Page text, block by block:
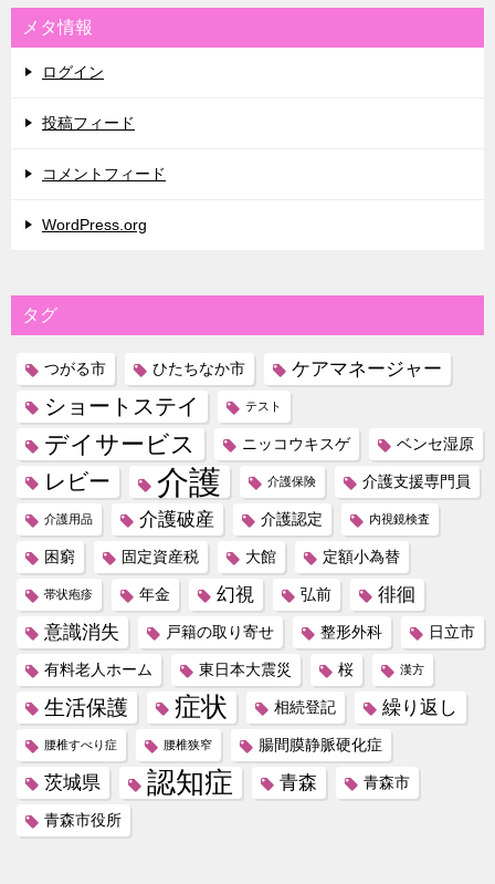
メタ情報
ログイン
投稿フィード
コメントフィード
WordPress.org
タグ
つがる市 ひたちなか市 ケアマネージャー
ショートステイ テスト
デイサービス ニッコウキスゲ ベンセ湿原
レビー 介護 介護保険 介護支援専門員
介護用品 介護破産 介護認定 内視鏡検査
困窮 固定資産税 大館 定額小為替
帯状疱疹 年金 幻視 弘前
徘徊
意識消失
戸籍の取り寄せ 整形外科 日立市
有料老人ホーム 東日本大震災 桜 漢方
生活保護 症状 相続登記 繰り返し
腰椎すべり症 腰椎狭窄 腸間膜静脈硬化症
茨城県 認知症 青森 青森市
青森市役所